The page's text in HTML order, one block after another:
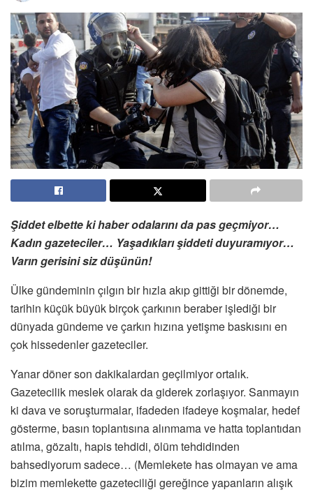
Şiddet elbette ki haber odalarını da pas geçmiyor…
Kadın gazeteciler… Yaşadıkları şiddeti duyuramıyor…
Varın gerisini siz düşünün!
Ülke gündeminin çılgın bir hızla akıp gittiği bir dönemde,
tarihin küçük büyük birçok çarkının beraber işlediği bir
dünyada gündeme ve çarkın hızına yetişme baskısını en
çok hissedenler gazeteciler.
Yanar döner son dakikalardan geçilmiyor ortalık.
Gazetecilik meslek olarak da giderek zorlaşıyor. Sanmayın
ki dava ve soruşturmalar, ifadeden ifadeye koşmalar, hedef
gösterme, basın toplantısına alınmama ve hatta toplantıdan
atılma, gözaltı, hapis tehdidi, ölüm tehdidinden
bahsediyorum sadece… (Memlekete has olmayan ve ama
bizim memlekette gazeteciliği gereğince yapanların alışık